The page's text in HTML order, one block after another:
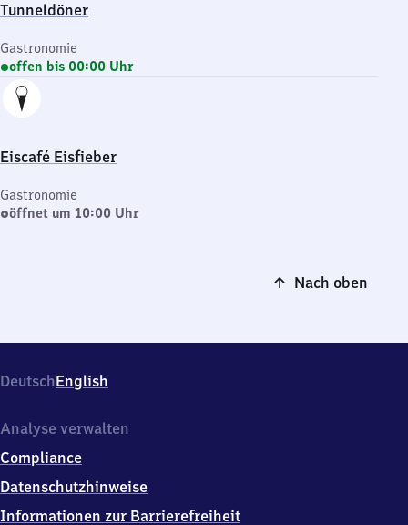
Tunneldöner
Gastronomie
offen bis 00:00 Uhr
Eiscafé Eisfieber
Gastronomie
öffnet um 10:00 Uhr
Nach oben
DeutschEnglish
Analyse verwalten
Compliance
Datenschutzhinweise
Informationen zur Barrierefreiheit